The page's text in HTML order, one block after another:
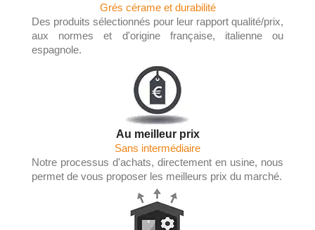
Grés cérame et durabilité
Des produits sélectionnés pour leur rapport qualité/prix,
aux normes et d'origine française, italienne ou
espagnole.
Au meilleur prix
Sans intermédiaire
Notre processus d'achats, directement en usine, nous
permet de vous proposer les meilleurs prix du marché.